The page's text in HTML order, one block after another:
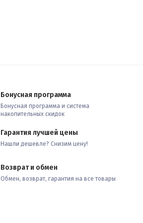
Бонусная программа
Бонусная программа и система
накопительных скидок
Гарантия лучшей цены
Нашли дешевле? Снизим цену!
Возврат и обмен
Обмен, возврат, гарантия на все товары